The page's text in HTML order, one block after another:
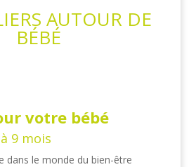
AUTOUR DE
BÉBÉ
votre bébé
9 mois
dans le monde du bien-être